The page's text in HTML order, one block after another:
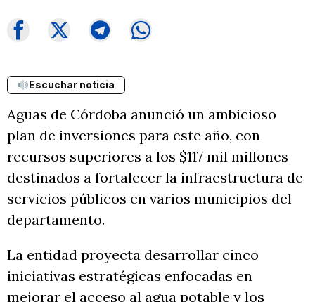
Escuchar noticia
Aguas de Córdoba anunció un ambicioso
plan de inversiones para este año, con
recursos superiores a los $117 mil millones
destinados a fortalecer la infraestructura de
servicios públicos en varios municipios del
departamento.
La entidad proyecta desarrollar cinco
iniciativas estratégicas enfocadas en
mejorar el acceso al agua potable y los